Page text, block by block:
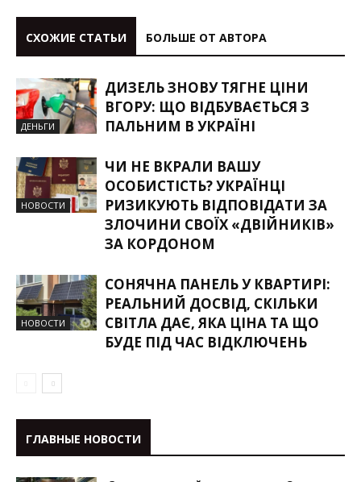
СХОЖИЕ СТАТЬИ БОЛЬШЕ ОТ АВТОРА
ДЕНЬГИ
ДИЗЕЛЬ ЗНОВУ ТЯГНЕ ЦІНИ
ВГОРУ: ЩО ВІДБУВАЄТЬСЯ З
ПАЛЬНИМ В УКРАЇНІ
НОВОСТИ
ЧИ НЕ ВКРАЛИ ВАШУ
ОСОБИСТІСТЬ? УКРАЇНЦІ
РИЗИКУЮТЬ ВІДПОВІДАТИ ЗА
ЗЛОЧИНИ СВОЇХ «ДВІЙНИКІВ»
ЗА КОРДОНОМ
НОВОСТИ
СОНЯЧНА ПАНЕЛЬ У КВАРТИРІ:
РЕАЛЬНИЙ ДОСВІД, СКІЛЬКИ
СВІТЛА ДАЄ, ЯКА ЦІНА ТА ЩО
БУДЕ ПІД ЧАС ВІДКЛЮЧЕНЬ
ГЛАВНЫЕ НОВОСТИ